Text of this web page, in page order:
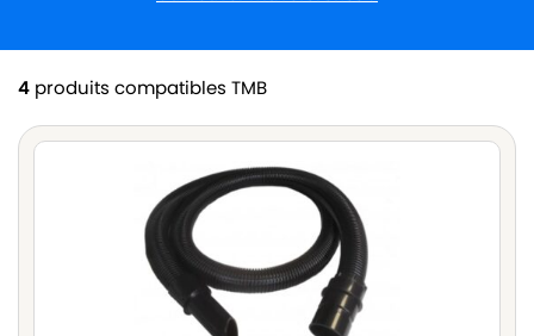
4 produits compatibles TMB